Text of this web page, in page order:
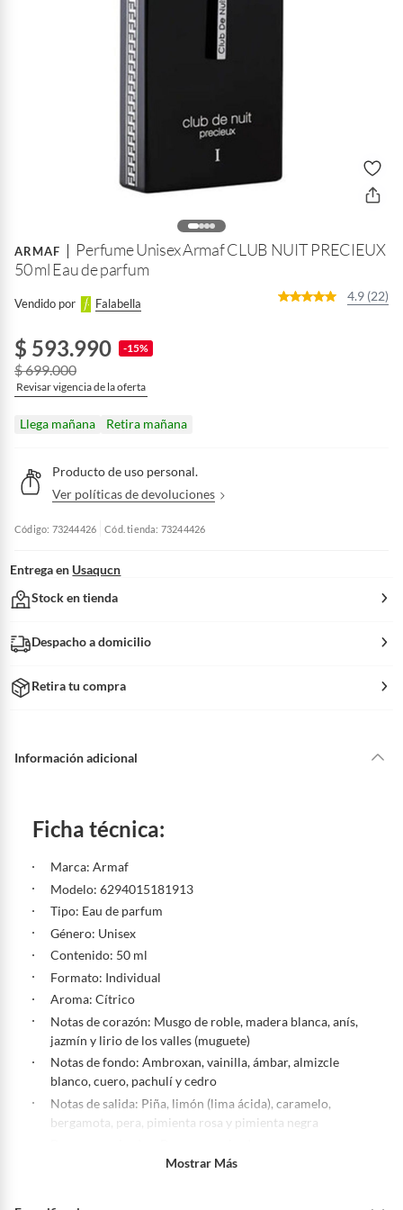
ARMAF
Perfume Unisex Armaf CLUB NUIT PRECIEUX
50 ml Eau de parfum
Vendido por Falabella
4.9 (22)
$ 593.990 -15%
$ 699.000
Revisar vigencia de la oferta
Llega mañana Retira mañana
Producto de uso personal.
Ver políticas de devoluciones
Código: 73244426 Cód. tienda: 73244426
Entrega en Usaqucn
Stock en tienda
Despacho a domicilio
Retira tu compra
Información adicional
Ficha técnica:
Marca: Armaf
Modelo: 6294015181913
Tipo: Eau de parfum
Género: Unisex
Contenido: 50 ml
Formato: Individual
Aroma: Cítrico
Notas de corazón: Musgo de roble, madera blanca, anís,
jazmín y lirio de los valles (muguete)
Notas de fondo: Ambroxan, vainilla, ámbar, almizcle
blanco, cuero, pachulí y cedro
Notas de salida: Piña, limón (lima ácida), caramelo,
bergamota, pera, pimienta rosa y pimienta negra
Producto libre de: Parabenos
Mostrar Más